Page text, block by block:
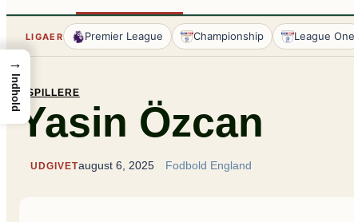
LIGAER Premier League Championship League One
SPILLERE
Yasin Özcan
UDGIVETaugust 6, 2025 Fodbold England
→
Indhold